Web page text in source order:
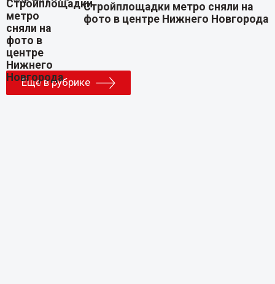
Стройплощадки метро сняли на
фото в центре Нижнего Новгорода
Еще в рубрике